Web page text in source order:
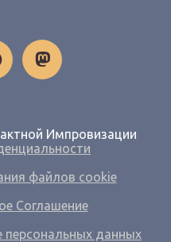
Импровизации
файлов cookie
Соглашение
персональных данных